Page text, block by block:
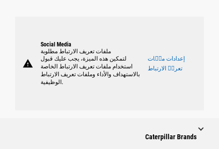
warning
Social Media
ملفات تعريف الارتباط مطلوبة
لتمكين هذه الميزة، يجب عليك قبول
استخدام ملفات تعريف الارتباط الخاصة
بالاستهداف والأداء وملفات تعريف الارتباط
الوظيفية.
إعدادات ملٝات
تعريٝ الارتباط
Caterpillar Brands